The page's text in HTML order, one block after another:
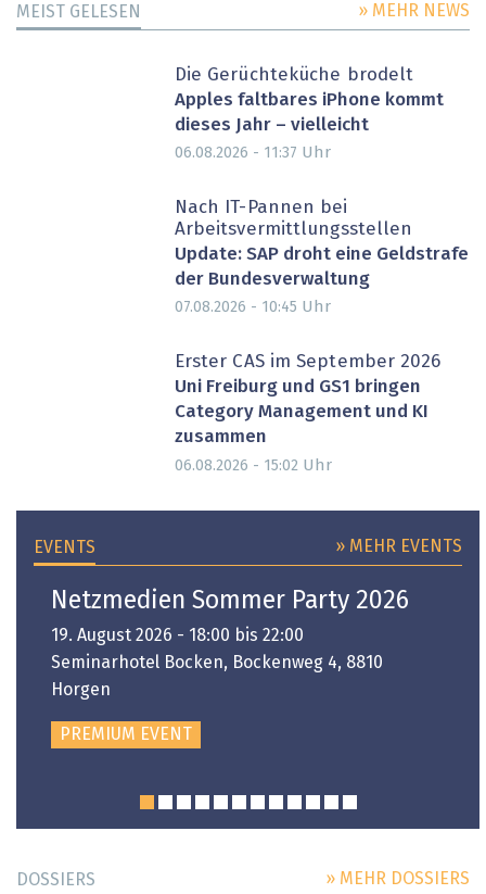
MEIST GELESEN » MEHR NEWS
Die Gerüchteküche brodelt
Apples faltbares iPhone kommt
dieses Jahr – vielleicht
06.08.2026 - 11:37 Uhr
Nach IT-Pannen bei
Arbeitsvermittlungsstellen
Update: SAP droht eine Geldstrafe
der Bundesverwaltung
07.08.2026 - 10:45 Uhr
Erster CAS im September 2026
Uni Freiburg und GS1 bringen
Category Management und KI
zusammen
06.08.2026 - 15:02 Uhr
EVENTS » MEHR EVENTS
Netzmedien Sommer Party 2026
19. August 2026 - 18:00 bis 22:00
Seminarhotel Bocken, Bockenweg 4, 8810
Horgen
PREMIUM EVENT
DOSSIERS » MEHR DOSSIERS